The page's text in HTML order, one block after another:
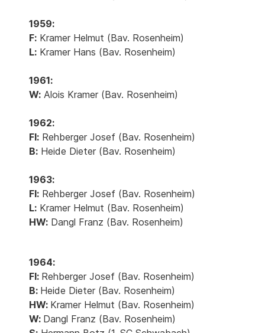
1959:
F: Kramer Helmut (Bav. Rosenheim)
L: Kramer Hans (Bav. Rosenheim)
1961:
W: Alois Kramer (Bav. Rosenheim)
1962:
Fl: Rehberger Josef (Bav. Rosenheim)
B: Heide Dieter (Bav. Rosenheim)
1963:
Fl: Rehberger Josef (Bav. Rosenheim)
L: Kramer Helmut (Bav. Rosenheim)
HW: Dangl Franz (Bav. Rosenheim)
1964:
Fl: Rehberger Josef (Bav. Rosenheim)
B: Heide Dieter (Bav. Rosenheim)
HW: Kramer Helmut (Bav. Rosenheim)
W: Dangl Franz (Bav. Rosenheim)